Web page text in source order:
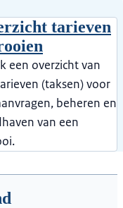
tarieven
een overzicht van
(taksen) voor
beheren en
van een